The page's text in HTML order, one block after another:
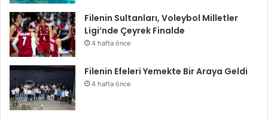
Filenin Sultanları, Voleybol Milletler
Ligi’nde Çeyrek Finalde
4 hafta önce
Filenin Efeleri Yemekte Bir Araya Geldi
4 hafta önce